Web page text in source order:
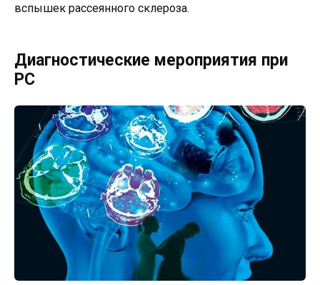
вспышек рассеянного склероза.
Диагностические мероприятия при
РС